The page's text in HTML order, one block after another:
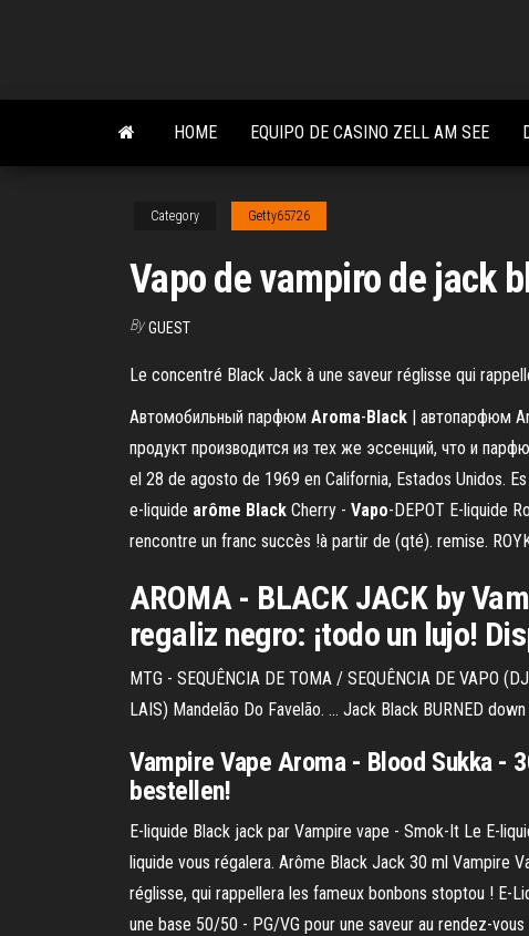
content
HOME EQUIPO DE CASINO ZELL AM SEE
Category Getty65726
Vapo de vampiro de jack
By GUEST
Le concentré Black Jack à une saveur réglisse qui
Автомобильный парфюм Aroma-Black | автопарфюм
продукт производится из тех же эссенций, что и
el 28 de agosto de 1969 en California, Estados Unidos.
e-liquide arôme Black Cherry - Vapo-DEPOT E-liquide
rencontre un franc succès !à partir de (qté). remise.
AROMA - BLACK JACK by
regaliz negro: ¡todo un lujo!
MTG - SEQUÊNCIA DE TOMA / SEQUÊNCIA DE VAPO
LAIS) Mandelão Do Favelão. ... Jack Black BURNED
Vampire Vape Aroma - Blood Sukka -
bestellen!
E-liquide Black jack par Vampire vape - Smok-It Le E-
liquide vous régalera. Arôme Black Jack 30 ml Vampire
réglisse, qui rappellera les fameux bonbons stoptou ! E-
une base 50/50 - PG/VG pour une saveur au rendez-